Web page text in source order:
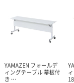
YAMAZEN フォールデ
ィングテーブル 幕板付
き …